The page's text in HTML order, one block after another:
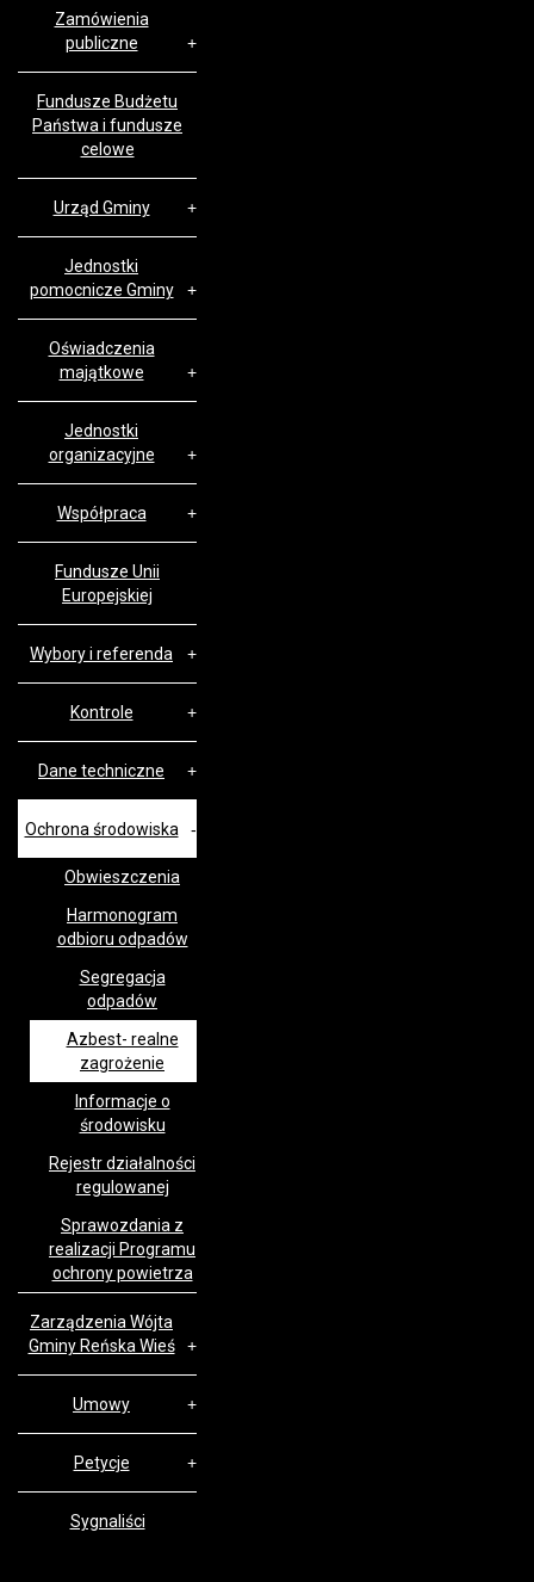
Zamówienia
publiczne
Fundusze Budżetu
Państwa i fundusze
celowe
Urząd Gminy
Jednostki
pomocnicze Gminy
Oświadczenia
majątkowe
Jednostki
organizacyjne
Współpraca
Fundusze Unii
Europejskiej
Wybory i referenda
Kontrole
Dane techniczne
Ochrona środowiska
Obwieszczenia
Harmonogram
odbioru odpadów
Segregacja
odpadów
Azbest- realne
zagrożenie
Informacje o
środowisku
Rejestr działalności
regulowanej
Sprawozdania z
realizacji Programu
ochrony powietrza
Zarządzenia Wójta
Gminy Reńska Wieś
Umowy
Petycje
Sygnaliści